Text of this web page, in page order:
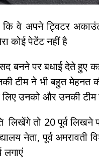
कि वे अपने ट्विटर
कोई पेटेंट नहीं है
बनने पर बधाई देते हुए
टीम ने भी बहुत मेहनत
उनको और उनकी टीम
लिखेंगे तो 20 पूर्व लिखने
नेता, पूर्व अमरावती
लगाएं